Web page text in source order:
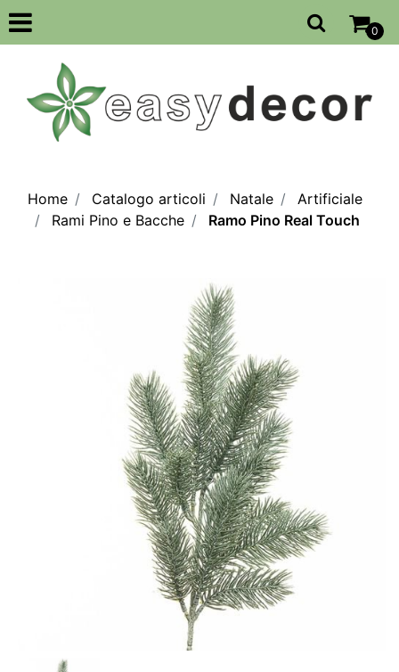
Open
0
Home Catalogo articoli Natale
Artificiale
Rami Pino e Bacche
Ramo Pino Real Touch